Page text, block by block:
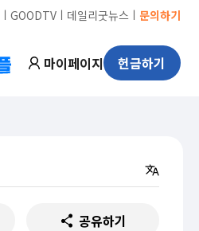
ㅣ GOODTVㅣ 데일리굿뉴스 ㅣ 문의하기
마이페이지 헌금하기
공유하기